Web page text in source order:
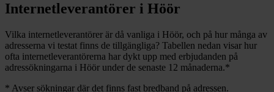
Internetleverantörer i Höör
Vilka internetleverantörer är då vanliga i Höör, och på hur många av
adresserna vi testat finns de tillgängliga? Tabellen nedan visar hur
ofta internetleverantörerna har dykt upp med erbjudanden på
adressökningarna i Höör under de senaste 12 månaderna.*
* Avser sökningar där det finns fast bredband på adressen.